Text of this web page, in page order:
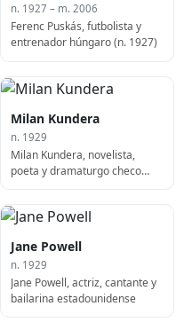
n. 1927 – m. 2006
Ferenc Puskás, futbolista y
entrenador húngaro (n. 1927)
Milan Kundera
n. 1929
Milan Kundera, novelista,
poeta y dramaturgo checo
Jane Powell
n. 1929
Jane Powell, actriz, cantante y
bailarina estadounidense